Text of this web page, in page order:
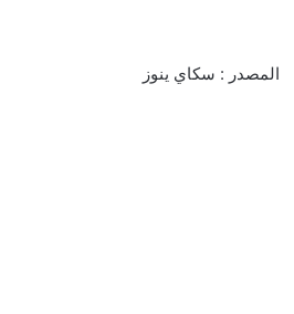
المصدر : سكاي ينوز